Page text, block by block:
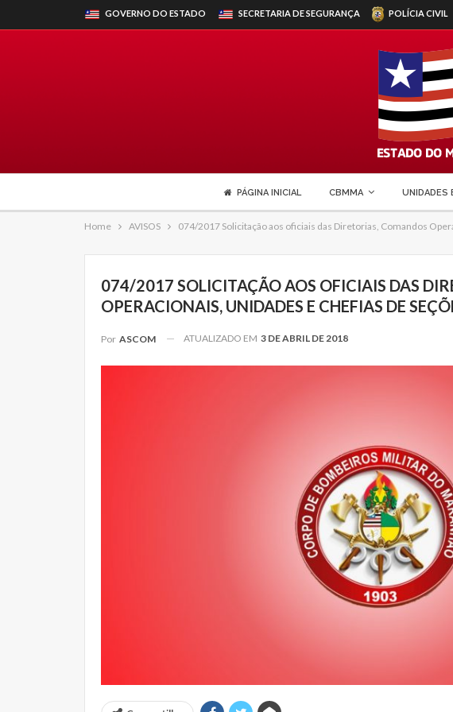
GOVERNO DO ESTADO SECRETARIA DE SEGURANÇA POLÍCIA CIVIL
PÁGINA INICIAL CBMMA UNIDADES
Home AVISOS 074/2017 Solicitação aos oficiais das Diretorias, Comandos
074/2017 SOLICITAÇÃO AOS OFICIAIS DAS
OPERACIONAIS, UNIDADES E CHEFIAS DE
Por ASCOM ATUALIZADO EM 3 DE ABRIL DE 2018